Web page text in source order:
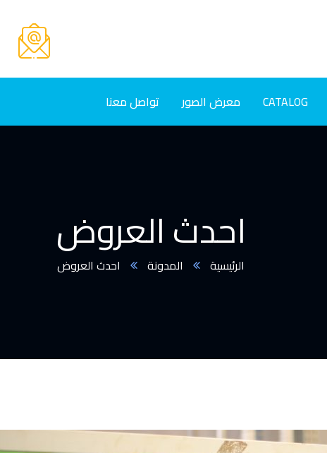
CATALOG معرض الصور تواصل معنا
احدث العروض
الرئيسية المدونة احدث العروض